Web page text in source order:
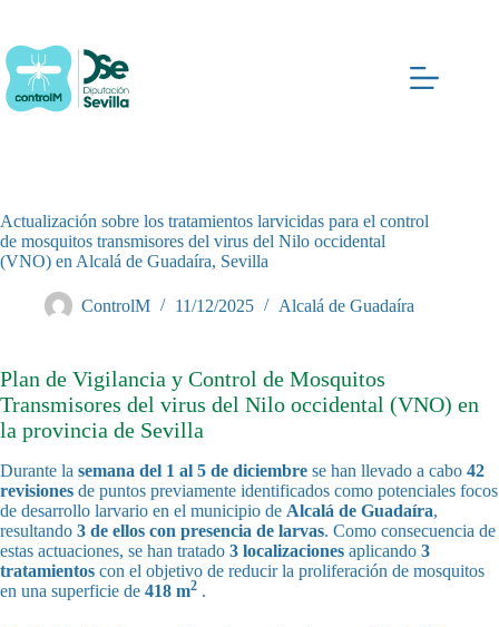
contenido
Actualización sobre los tratamientos larvicidas para el control
de mosquitos transmisores del virus del Nilo occidental
(VNO) en Alcalá de Guadaíra, Sevilla
ControlM 11/12/2025 Alcalá de Guadaíra
Plan de Vigilancia y Control de Mosquitos
Transmisores del virus del Nilo occidental (VNO) en
la provincia de Sevilla
Durante la semana del 1 al 5 de diciembre se han llevado a cabo 42
revisiones de puntos previamente identificados como potenciales focos
de desarrollo larvario en el municipio de Alcalá de Guadaíra,
resultando 3 de ellos con presencia de larvas. Como consecuencia de
estas actuaciones, se han tratado 3 localizaciones aplicando 3
tratamientos con el objetivo de reducir la proliferación de mosquitos
en una superficie de 418 m2 .